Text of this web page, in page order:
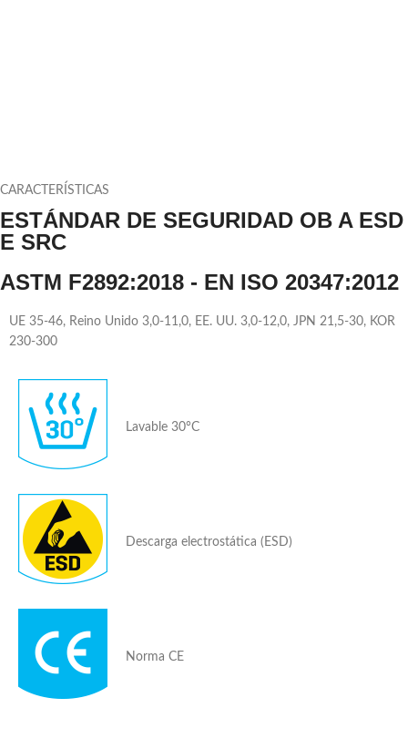
CARACTERÍSTICAS
ESTÁNDAR DE SEGURIDAD OB A ESD
E SRC
ASTM F2892:2018 - EN ISO 20347:2012
UE 35-46, Reino Unido 3,0-11,0, EE. UU. 3,0-12,0, JPN 21,5-30, KOR
230-300
Lavable 30°C
Descarga electrostática (ESD)
Norma CE